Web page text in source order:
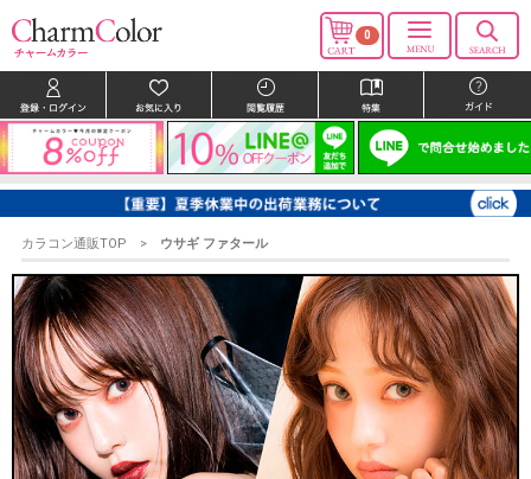
0
カラコン通販TOP ウサギ ファタール